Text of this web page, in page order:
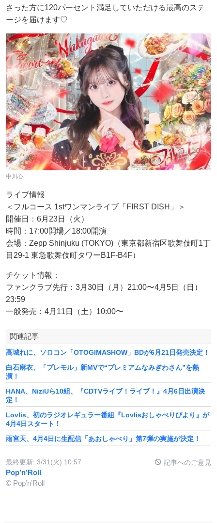
さった方に120パーセント満足していただける最高のステ
ージを届けます♡
中川心
ライブ情報
＜フルコース 1stワンマンライブ「FIRST DISH」＞
開催日：6月23日（火）
時間：17:00開場／18:00開演
会場：Zepp Shinjuku (TOKYO)（東京都新宿区歌舞伎町1丁
目29-1 東急歌舞伎町タワーB1F-B4F）
チケット情報：
ファンクラブ先行：3月30日（月）21:00〜4月5日（日）
23:59
一般発売：4月11日（土）10:00〜
関連記事
高城れに、ソロコン「OTOGIMASHOW」BDが6月21日発売決定！
白石麻衣、「プレモル」新MVで“プレミアムなみぎわさん”を熱
演！
HANA、NiziUら10組、『CDTVライブ！ライブ！』4月6日出演決
定！
Lovlis、初のラジオレギュラー番組『Lovlisおしゃべりびより』が
4月4日スタート！
雨宮天、4月4日に生配信「あおしゃべり」第7弾の実施が決定！
最終更新: 3/31(火) 10:57 記事へのご意見
Pop’n’Roll
© Pop’n’Roll